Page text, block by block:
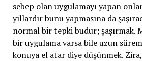
sebep olan uygulamayı yapan
yıllardır bunu yapmasına da
normal bir tepki budur; şaşırmak.
bir uygulama varsa bile uzun
konuya el atar diye düşünmek.